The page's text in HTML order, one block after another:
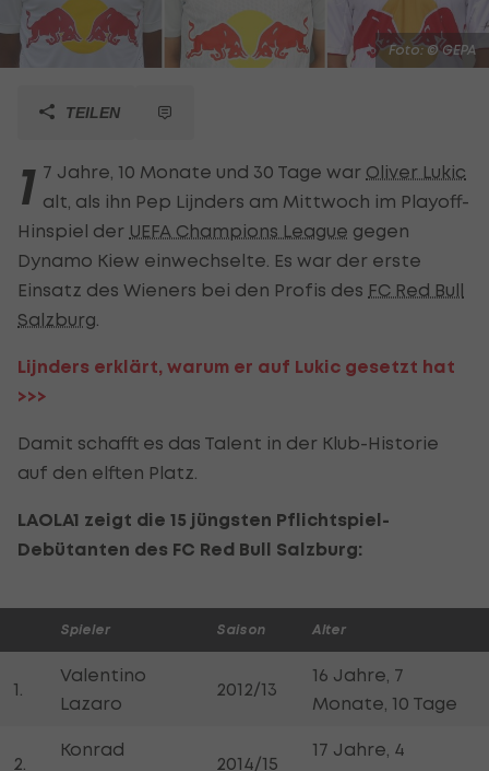
Foto: © GEPA
TEILEN
1 7 Jahre, 10 Monate und 30 Tage war Oliver Lukic
alt, als ihn Pep Lijnders am Mittwoch im Playoff-
Hinspiel der UEFA Champions League gegen
Dynamo Kiew einwechselte. Es war der erste
Einsatz des Wieners bei den Profis des FC Red Bull
Salzburg
Lijnders erklärt, warum er auf Lukic gesetzt hat
>>>
Damit schafft es das Talent in der Klub-Historie
auf den elften Platz.
LAOLA1 zeigt die 15 jüngsten Pflichtspiel-
Debütanten des FC Red Bull Salzburg:
Spieler Saison Alter
1.
Valentino
Lazaro
2012/13
16 Jahre, 7
Monate, 10 Tage
2.
Konrad
2014/15
17 Jahre, 4